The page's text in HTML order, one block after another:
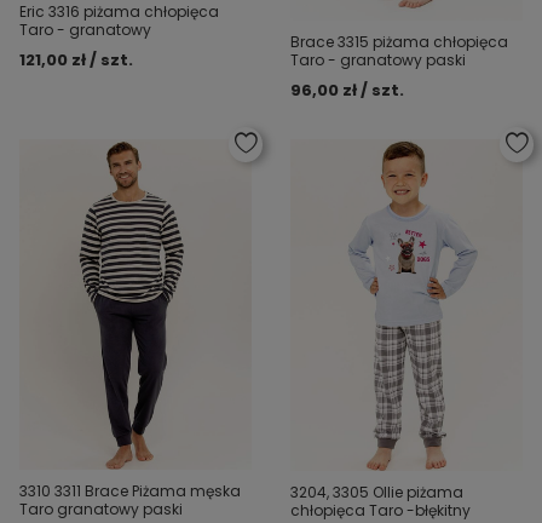
Eric 3316 piżama chłopięca
Taro - granatowy
121,00 zł / szt.
Brace 3315 piżama chłopięca
Taro - granatowy paski
96,00 zł / szt.
3310 3311 Brace Piżama męska
Taro granatowy paski
3204, 3305 Ollie piżama
chłopięca Taro -błękitny